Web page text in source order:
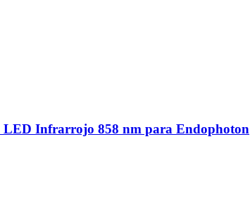
Infrarrojo 858 nm para Endophoton